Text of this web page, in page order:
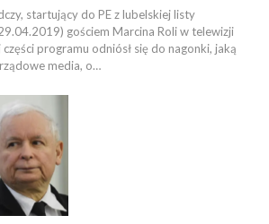
startujący do PE z lubelskiej listy
gościem Marcina Roli w telewizji
programu odniósł się do nagonki, jaką
media, o…